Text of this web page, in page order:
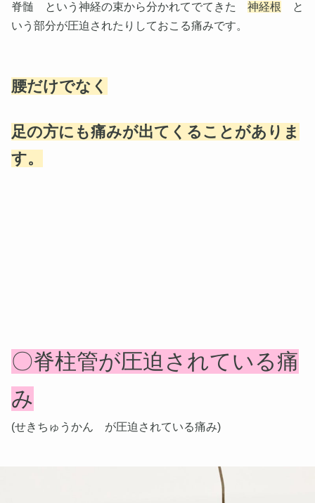
脊髄 という神経の束から分かれてでてきた 神経根 と
いう部分が圧迫されたりしておこる痛みです。
腰だけでなく
足の方にも痛みが出てくることがありま
す。
〇脊柱管が圧迫されている痛
み
(せきちゅうかん が圧迫されている痛み)